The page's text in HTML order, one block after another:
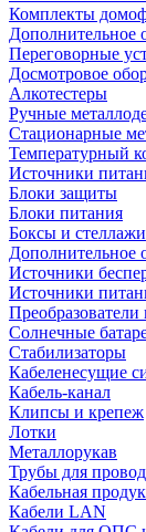
Комплекты
Дополнительное
Переговорные
Досмотровое
Алкотестеры
Ручные
Стационарные
Температурный
Источники
Блоки защиты
Блоки питания
Боксы и стеллажи
Дополнительное
Источники
Источники
Солнечные
Стабилизаторы
Кабеленесущие
Кабель-канал
Клипсы и крепеж
Лотки
Металлорукав
Трубы для
Кабельная
Кабели LAN